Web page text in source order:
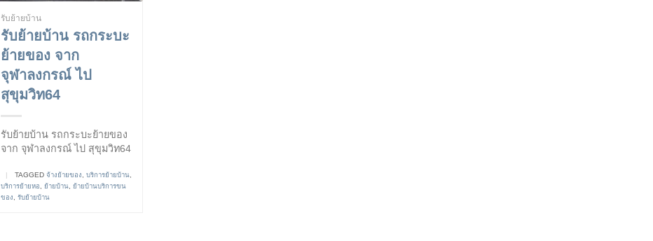
รับย้ายบ้าน
รับย้ายบ้าน รถกระบะ
ย้ายของ จาก
จุฬาลงกรณ์ ไป
สุขุมวิท64
รับย้ายบ้าน รถกระบะย้ายของ
จาก จุฬาลงกรณ์ ไป สุขุมวิท64
| TAGGED จ้างย้ายของ บริการย้ายบ้าน,
บริการย้ายหอ
ย้ายบ้าน,
ย้ายบ้านบริการขน
ของ
รับย้ายบ้าน